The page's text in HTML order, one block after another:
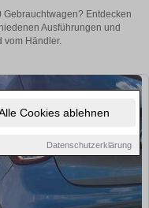
Cookies ablehnen
Datenschutzerklärung
Entdecken
Ausführungen und
vom Händler.